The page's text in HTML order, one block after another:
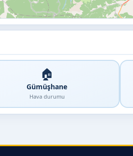
🏠
Gümüşhane
Hava durumu